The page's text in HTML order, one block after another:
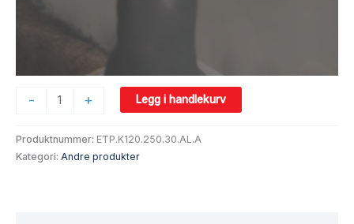
- + Legg i handlekurv
Produktnummer: ETP.K120.250.30.AL.A
Kategori: Andre produkter